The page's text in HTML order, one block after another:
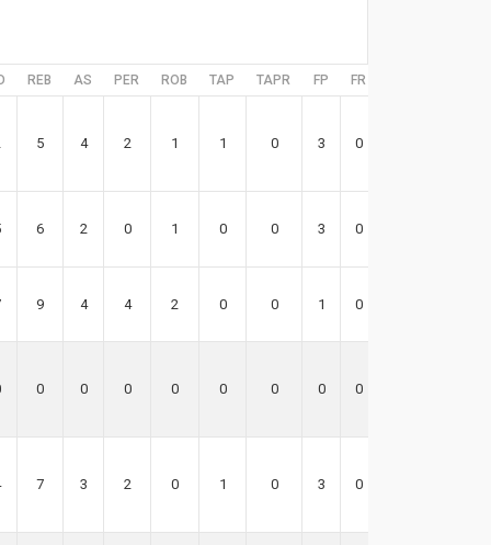
REB AS PER ROB TAP TAPR FP FR
5 4 2 1 1 0 3 0
6 2 0 1 0 0 3 0
9 4 4 2 0 0 1 0
0 0 0 0 0 0 0 0
7 3 2 0 1 0 3 0